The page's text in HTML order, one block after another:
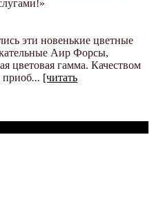
»
эти новенькие цветные
Аир Форсы,
цветовая гамма. Качеством
приоб... [читать